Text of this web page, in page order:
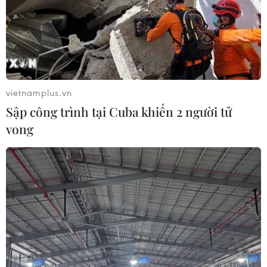
06/08/2026 03:46
học theo nguyện vọng đã
đăng ký
05/08/2026 11:02
Việt Nam-Hoa Kỳ thúc đẩy
hợp tác khắc phục hậu quả
chiến tranh, giám định
ADN liệt sỹ
05/08/2026 09:42
Toàn cảnh ASEAN Cup:
Thái Lan "thắng như chẻ
tre", thách thức tuyển Việt
Nam
05/08/2026 07:15
vietnamplus.vn
Sập công trình tại Cuba khiến 2 người tử
vong